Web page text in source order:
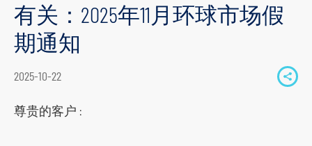
有关：2025年11月环球市场假
期通知
2025-10-22
S
尊贵的客户 :